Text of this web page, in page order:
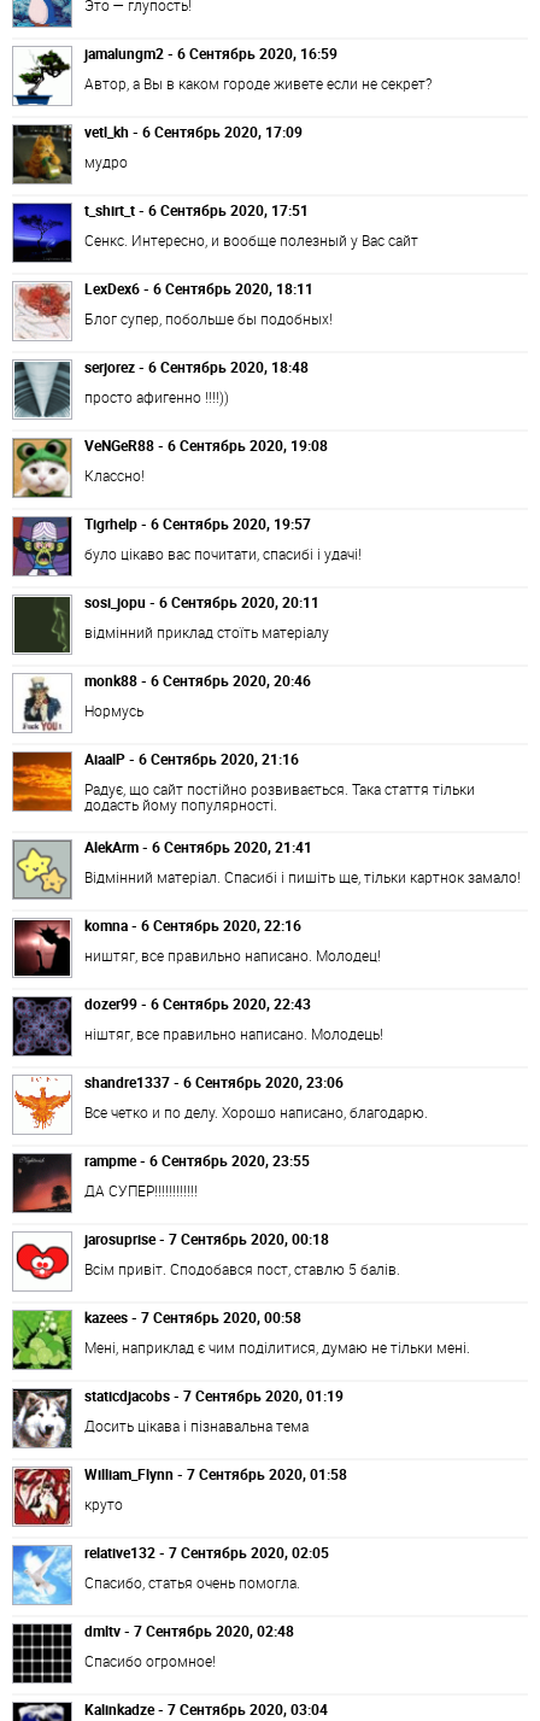
Это — глупость!
jamalungm2 - 6 Сентябрь 2020, 16:59
Автор, а Вы в каком городе живете если не секрет?
vetl_kh - 6 Сентябрь 2020, 17:09
мудро
t_shirt_t - 6 Сентябрь 2020, 17:51
Сенкс. Интересно, и вообще полезный у Вас сайт
LexDex6 - 6 Сентябрь 2020, 18:11
Блог супер, побольше бы подобных!
serjorez - 6 Сентябрь 2020, 18:48
просто афигенно !!!!))
VeNGeR88 - 6 Сентябрь 2020, 19:08
Классно!
Tigrhelp - 6 Сентябрь 2020, 19:57
було цікаво вас почитати, спасибі і удачі!
sosi_jopu - 6 Сентябрь 2020, 20:11
відмінний приклад стоїть матеріалу
monk88 - 6 Сентябрь 2020, 20:46
Нормусь
AiaalP - 6 Сентябрь 2020, 21:16
Радує, що сайт постійно розвивається. Така стаття тільки
додасть йому популярності.
AlekArm - 6 Сентябрь 2020, 21:41
Відмінний матеріал. Спасибі і пишіть ще, тільки картнок замало!
komna - 6 Сентябрь 2020, 22:16
ништяг, все правильно написано. Молодец!
dozer99 - 6 Сентябрь 2020, 22:43
ніштяг, все правильно написано. Молодець!
shandre1337 - 6 Сентябрь 2020, 23:06
Все четко и по делу. Хорошо написано, благодарю.
rampme - 6 Сентябрь 2020, 23:55
ДА СУПЕР!!!!!!!!!!!!
jarosuprise - 7 Сентябрь 2020, 00:18
Всім привіт. Сподобався пост, ставлю 5 балів.
kazees - 7 Сентябрь 2020, 00:58
Мені, наприклад є чим поділитися, думаю не тільки мені.
staticdjacobs - 7 Сентябрь 2020, 01:19
Досить цікава і пізнавальна тема
William_Flynn - 7 Сентябрь 2020, 01:58
круто
relative132 - 7 Сентябрь 2020, 02:05
Спасибо, статья очень помогла.
dmltv - 7 Сентябрь 2020, 02:48
Спасибо огромное!
Kalinkadze - 7 Сентябрь 2020, 03:04